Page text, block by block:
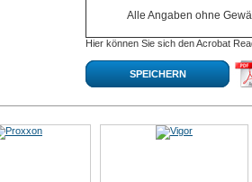
Alle Angaben ohne
Hier können Sie sich den Acrobat
SPEICHERN